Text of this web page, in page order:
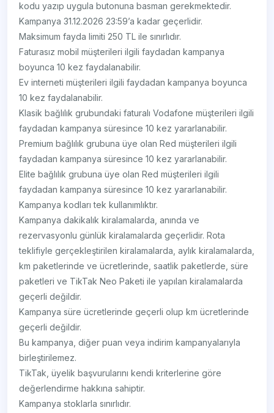
kodu yazıp uygula butonuna basman gerekmektedir.
Kampanya 31.12.2026 23:59’a kadar geçerlidir.
Maksimum fayda limiti 250 TL ile sınırlıdır.
Faturasız mobil müşterileri ilgili faydadan kampanya
boyunca 10 kez faydalanabilir.
Ev interneti müşterileri ilgili faydadan kampanya boyunca
10 kez faydalanabilir.
Klasik bağlılık grubundaki faturalı Vodafone müşterileri ilgili
faydadan kampanya süresince 10 kez yararlanabilir.
Premium bağlılık grubuna üye olan Red müşterileri ilgili
faydadan kampanya süresince 10 kez yararlanabilir.
Elite bağlılık grubuna üye olan Red müşterileri ilgili
faydadan kampanya süresince 10 kez yararlanabilir.
Kampanya kodları tek kullanımlıktır.
Kampanya dakikalık kiralamalarda, anında ve
rezervasyonlu günlük kiralamalarda geçerlidir. Rota
teklifiyle gerçekleştirilen kiralamalarda, aylık kiralamalarda,
km paketlerinde ve ücretlerinde, saatlik paketlerde, süre
paketleri ve TikTak Neo Paketi ile yapılan kiralamalarda
geçerli değildir.
Kampanya süre ücretlerinde geçerli olup km ücretlerinde
geçerli değildir.
Bu kampanya, diğer puan veya indirim kampanyalarıyla
birleştirilemez.
TikTak, üyelik başvurularını kendi kriterlerine göre
değerlendirme hakkına sahiptir.
Kampanya stoklarla sınırlıdır.